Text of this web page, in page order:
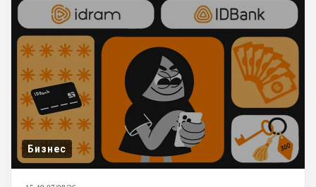
Бизнес